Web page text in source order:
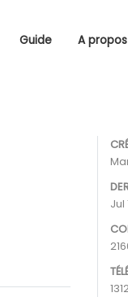
Guide A propos
Jul